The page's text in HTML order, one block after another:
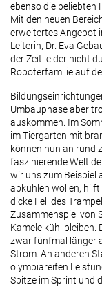
ebenso die beliebten
Mit den neuen
erweitertes Angebot
Leiterin, Dr. Eva
der Zeit leider nicht
Roboterfamilie auf
Umbauphase aber
auskommen. Im
im Tiergarten mit
können nun an rund
faszinierende Welt
wir uns zum Beispiel
abkühlen wollen, hilft
dicke Fell des
Zusammenspiel von
Kamele kühl
zwar fünfmal länger
Strom. An anderen
olympiareifen
Spitze im Sprint und